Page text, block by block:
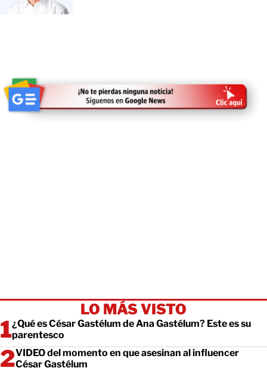
LO MÁS VISTO
¿Qué es César Gastélum de Ana Gastélum? Este es su
parentesco
VIDEO del momento en que asesinan al influencer
César Gastélum